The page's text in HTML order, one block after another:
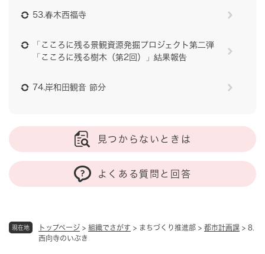
現在地 トップページ > 組織でさがす > まちづくり推進部 > 都市計画課 > 8.
西向寺のいぶき
53.春木西福寺
「こころに残る景観資源発掘プロジェクト第二弾
「こころに残る樹木（第2回）」結果報告
74.岸和田観音 節分
見つからないときは
よくある質問と回答